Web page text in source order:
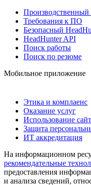
Производственный
Требования к ПО
Безопасный
HeadHunter API
Поиск работы
Поиск по резюме
Мобильное приложение
Этика и комплаенс
Оказание услуг
Использование
Защита
ИТ аккредитация
На информационном
рекомендательные
предоставления
и анализа сведений,